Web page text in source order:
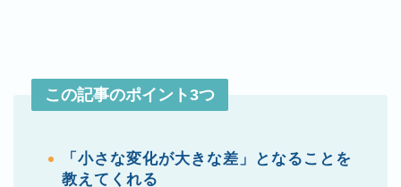
この記事のポイント3つ
「小さな変化が大きな差」となることを
教えてくれる